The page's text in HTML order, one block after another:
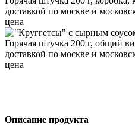
Описание продукта